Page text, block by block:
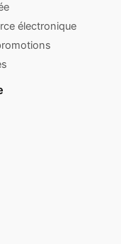
électronique